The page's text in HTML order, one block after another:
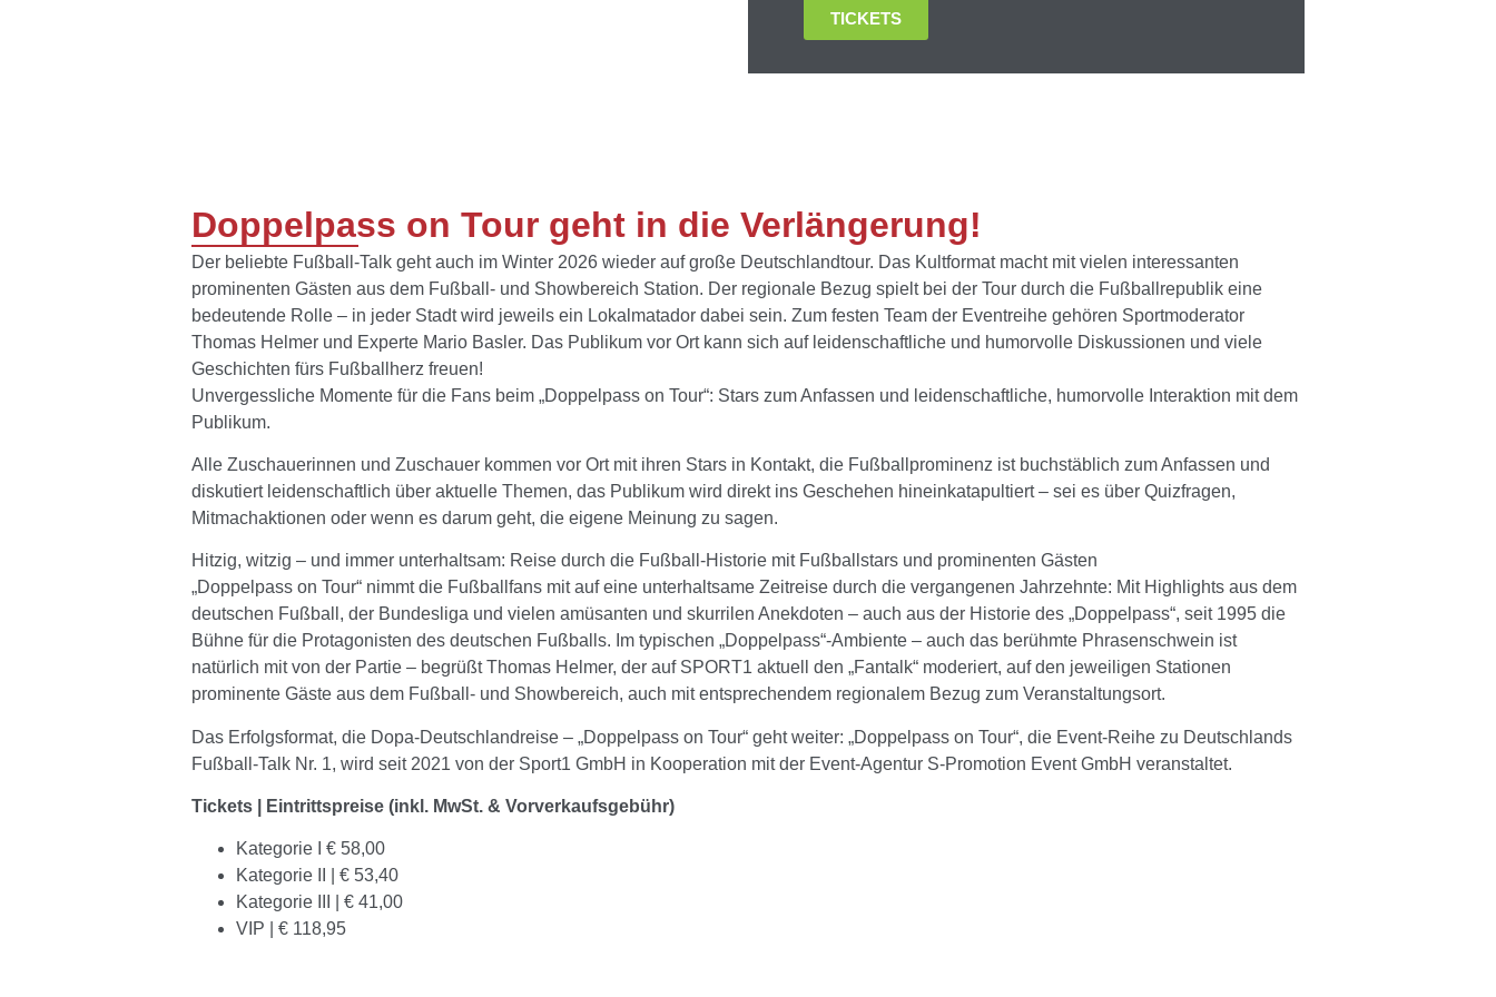
TICKETS
Doppelpass on Tour geht in die Verlängerung!
Der beliebte Fußball-Talk geht auch im Winter 2026 wieder auf große Deutschlandtour. Das Kultformat macht mit vielen interessanten
prominenten Gästen aus dem Fußball- und Showbereich Station. Der regionale Bezug spielt bei der Tour durch die Fußballrepublik eine
bedeutende Rolle – in jeder Stadt wird jeweils ein Lokalmatador dabei sein. Zum festen Team der Eventreihe gehören Sportmoderator
Thomas Helmer und Experte Mario Basler. Das Publikum vor Ort kann sich auf leidenschaftliche und humorvolle Diskussionen und viele
Geschichten fürs Fußballherz freuen!
Unvergessliche Momente für die Fans beim „Doppelpass on Tour“: Stars zum Anfassen und leidenschaftliche, humorvolle Interaktion mit dem
Publikum.
Alle Zuschauerinnen und Zuschauer kommen vor Ort mit ihren Stars in Kontakt, die Fußballprominenz ist buchstäblich zum Anfassen und
diskutiert leidenschaftlich über aktuelle Themen, das Publikum wird direkt ins Geschehen hineinkatapultiert – sei es über Quizfragen,
Mitmachaktionen oder wenn es darum geht, die eigene Meinung zu sagen.
Hitzig, witzig – und immer unterhaltsam: Reise durch die Fußball-Historie mit Fußballstars und prominenten Gästen
„Doppelpass on Tour“ nimmt die Fußballfans mit auf eine unterhaltsame Zeitreise durch die vergangenen Jahrzehnte: Mit Highlights aus dem
deutschen Fußball, der Bundesliga und vielen amüsanten und skurrilen Anekdoten – auch aus der Historie des „Doppelpass“, seit 1995 die
Bühne für die Protagonisten des deutschen Fußballs. Im typischen „Doppelpass“-Ambiente – auch das berühmte Phrasenschwein ist
natürlich mit von der Partie – begrüßt Thomas Helmer, der auf SPORT1 aktuell den „Fantalk“ moderiert, auf den jeweiligen Stationen
prominente Gäste aus dem Fußball- und Showbereich, auch mit entsprechendem regionalem Bezug zum Veranstaltungsort.
Das Erfolgsformat, die Dopa-Deutschlandreise – „Doppelpass on Tour“ geht weiter: „Doppelpass on Tour“, die Event-Reihe zu Deutschlands
Fußball-Talk Nr. 1, wird seit 2021 von der Sport1 GmbH in Kooperation mit der Event-Agentur S-Promotion Event GmbH veranstaltet.
Tickets | Eintrittspreise (inkl. MwSt. & Vorverkaufsgebühr)
Kategorie I € 58,00
Kategorie II | € 53,40
Kategorie III | € 41,00
VIP | € 118,95